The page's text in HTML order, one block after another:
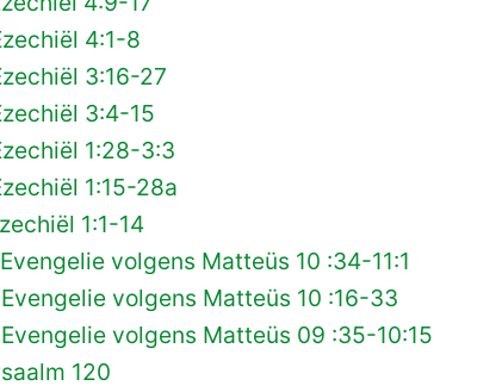
4:1-8
3:16-27
3:4-15
1:28-3:3
1:15-28a
1:1-14
volgens Matteüs 10 :34-11:1
volgens Matteüs 10 :16-33
volgens Matteüs 09 :35-10:15
120